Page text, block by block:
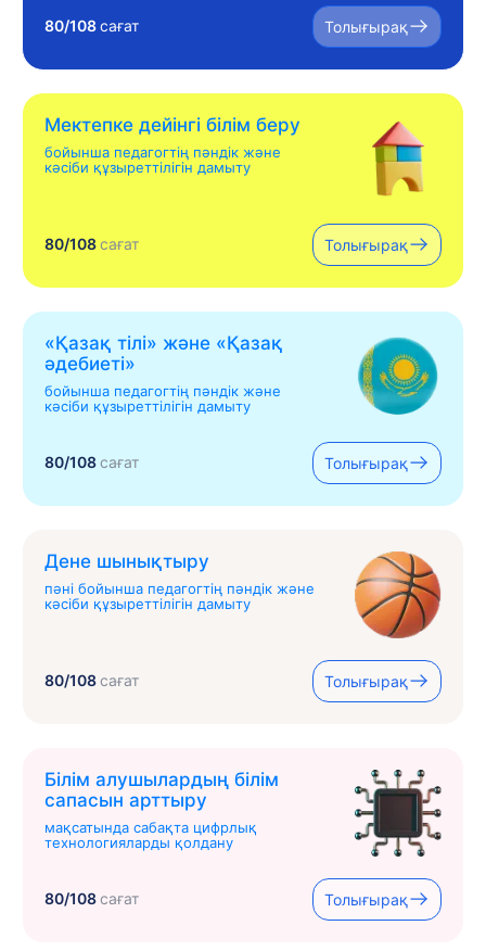
80/108сағат Толығырақ
Мектепке дейінгі білім беру
бойынша педагогтің пәндік және
кәсіби құзыреттілігін дамыту
80/108сағат Толығырақ
«Қазақ тілі» жəне «Қазақ
əдебиеті»
бойынша педагогтің пәндік және
кәсіби құзыреттілігін дамыту
80/108сағат Толығырақ
Дене шынықтыру
пәні бойынша педагогтің пәндік және
кәсіби құзыреттілігін дамыту
80/108сағат Толығырақ
Білім алушылардың білім
сапасын арттыру
мақсатында сабақта цифрлық
технологияларды қолдану
80/108сағат Толығырақ